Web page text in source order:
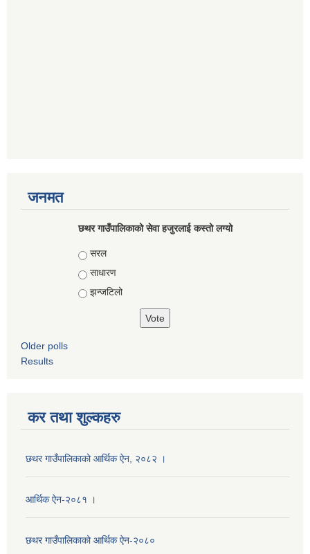
जनमत
छथर गाउँपालिकाको सेवा हजुरलाई कस्तो लग्यो
Choices
सरल
साधारण
झन्जटिलो
Older polls
Results
कर तथा शुल्कहरु
छथर गाउँपालिकाको आर्थिक ऐन, २०८२ ।
आर्थिक ऐन-२०८१ ।
छथर गाउँपालिकाको आर्थिक ऐन-२०८०